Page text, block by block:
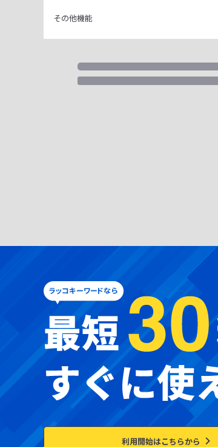
その他機能
利用開始はこちらから